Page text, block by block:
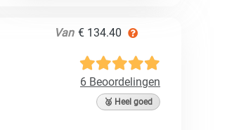
Van € 134.40
6 Beoordelingen
🥈 Heel goed